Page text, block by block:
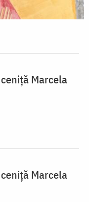
Marcela
Marcela